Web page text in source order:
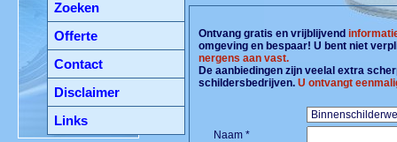
Zoeken
Offerte
Contact
Disclaimer
Links
Ontvang gratis en vrijblijvend
omgeving en bespaar! U bent niet
nergens aan vast.
De aanbiedingen zijn veelal extra
schildersbedrijven.U ontvangt
Naam *